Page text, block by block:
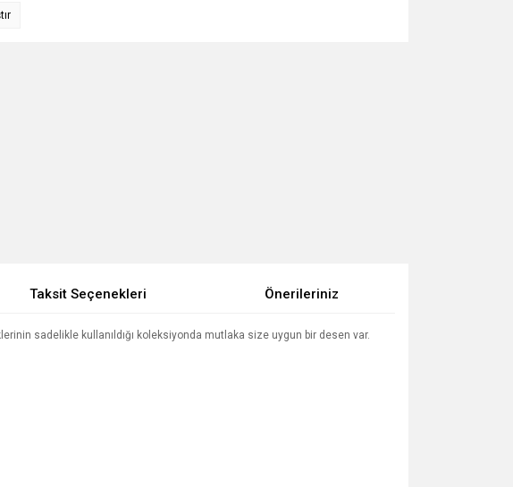
Taksit Seçenekleri Önerileriniz
sadelikle kullanıldığı koleksiyonda mutlaka size uygun bir desen var.